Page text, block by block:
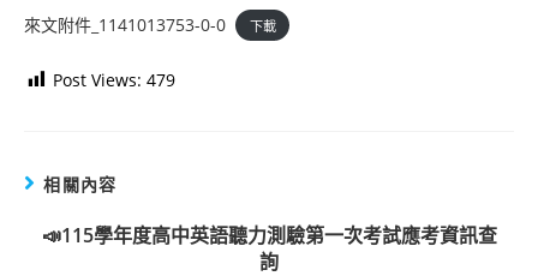
來文附件_1141013753-0-0 下載
Post Views: 479
相關內容
📣115學年度高中英語聽力測驗第一次考試應考資訊查
詢